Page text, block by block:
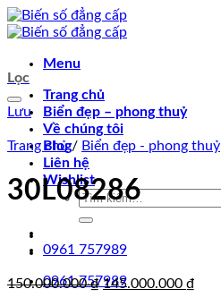
Chuyển
đến
dung
Menu
Trang chủ
Biển đẹp – phong thuỷ
Về chúng tôi
Blog
Liên hệ
Wishlist
Tìm
0961 757989
0961 757989
Lọc
Lưu
Trang chủ / Biển đẹp - phong thuỷ
30L08286
150.000.000₫ Giá
145.000.000 ₫